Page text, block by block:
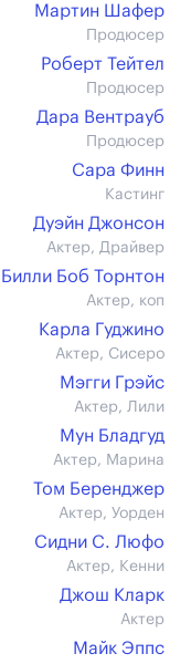
Мартин Шафер
Продюсер
Роберт Тейтел
Продюсер
Дара Вентрауб
Продюсер
Сара Финн
Кастинг
Дуэйн Джонсон
Актер, Драйвер
Билли Боб Торнтон
Актер, коп
Карла Гуджино
Актер, Сисеро
Мэгги Грэйс
Актер, Лили
Мун Бладгуд
Актер, Марина
Том Беренджер
Актер, Уорден
Сидни С. Люфо
Актер, Кенни
Джош Кларк
Актер
Майк Эппс